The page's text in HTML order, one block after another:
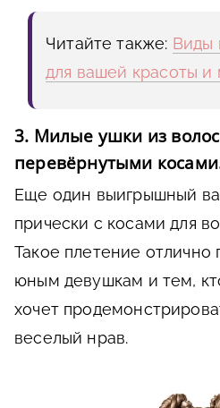
Читайте также: Виды
для вашей красоты и
3. Милые ушки из
перевёрнутыми
Еще один выигрышный
прически с косами для
Такое плетение отлично
юным девушкам и тем,
хочет
веселый нрав.